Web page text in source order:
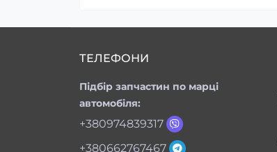
ТЕЛЕФОНИ
Підбір запчастин по марці
автомобіля:
+380974839317
+380662767467